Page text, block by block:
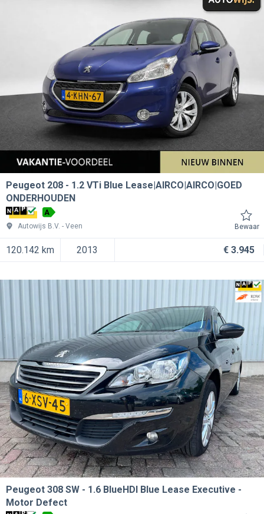
Peugeot 208
1.2 VTi Blue Lease|AIRCO|AIRCO|GOED
ONDERHOUDEN
A
Autowijs B.V.
Veen Bewaar
120.142 km 2013 € 3.945
Peugeot 308 SW
1.6 BlueHDI Blue Lease Executive -
Motor Defect